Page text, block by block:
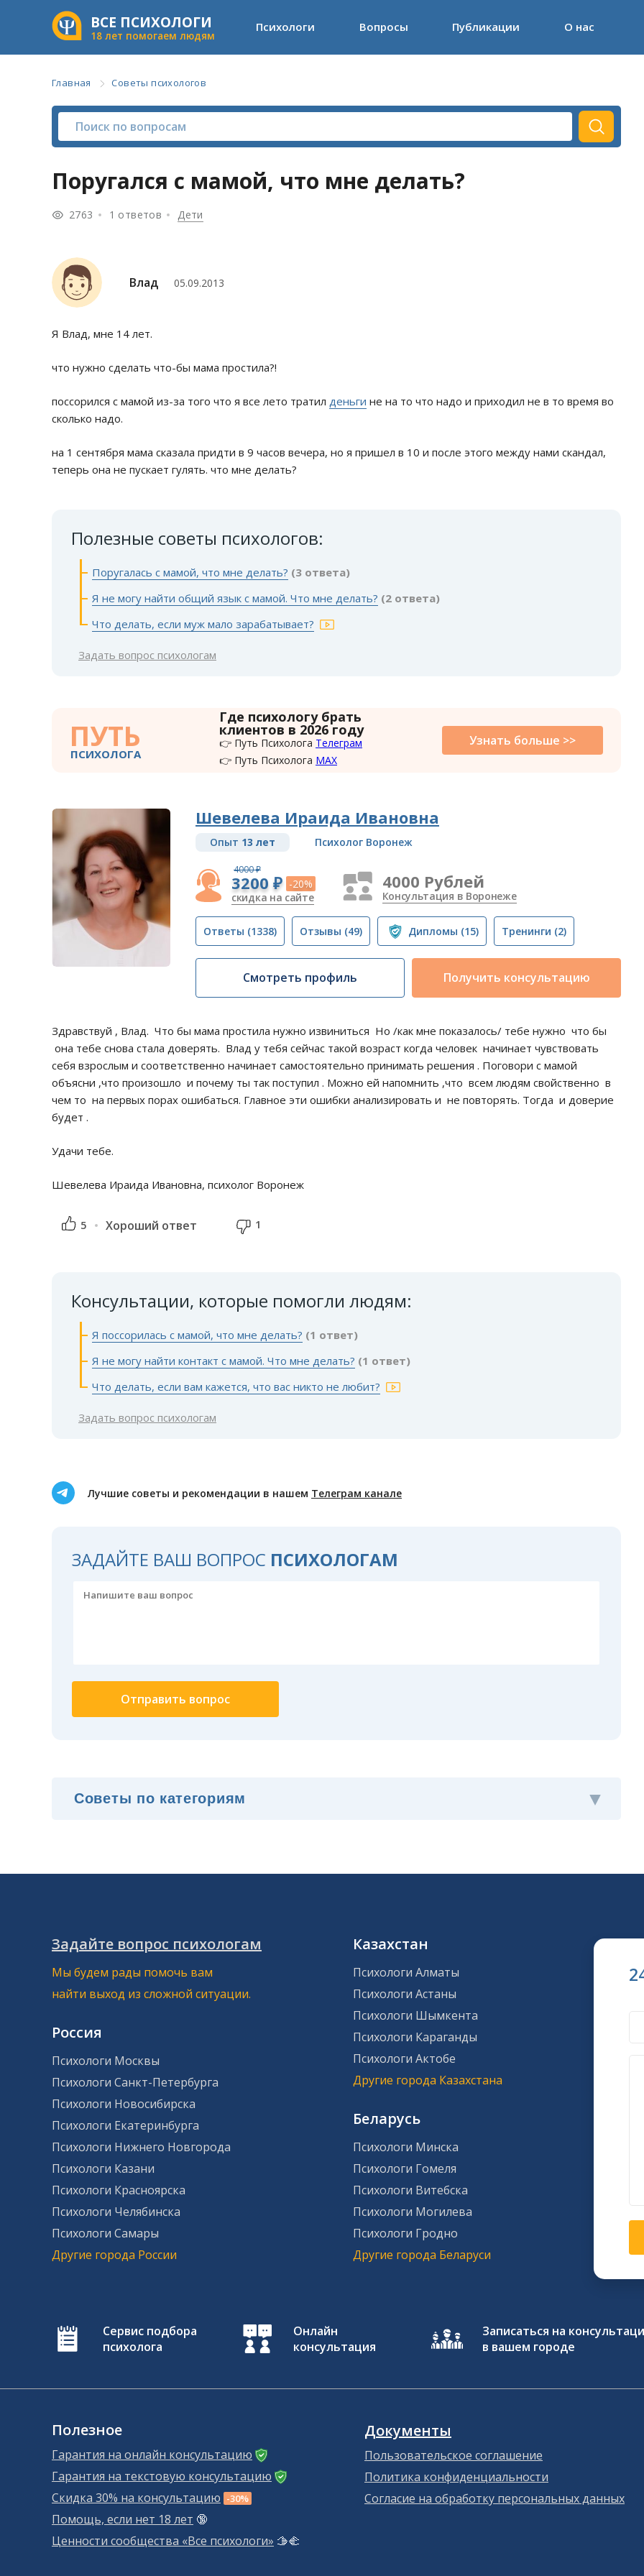
ВСЕ ПСИХОЛОГИ
18 лет помогаем людям
Психологи Вопросы Публикации О нас
Главная Советы психологов
Поругался с мамой, что мне делать?
2763 1 ответов Дети
Влад 05.09.2013
Я Влад, мне 14 лет.
что нужно сделать что-бы мама простила?!
поссорился с мамой из-за того что я все лето тратил деньги не на то что надо и приходил не в то время во
сколько надо.
на 1 сентября мама сказала придти в 9 часов вечера, но я пришел в 10 и после этого между нами скандал,
теперь она не пускает гулять. что мне делать?
Полезные советы психологов:
Поругалась с мамой, что мне делать? (3 ответа)
Я не могу найти общий язык с мамой. Что мне делать? (2 ответа)
Что делать, если муж мало зарабатывает?
Задать вопрос психологам
ПУТЬ
ПСИХОЛОГА
Где психологу брать
клиентов в 2026 году
👉 Путь Психолога Телеграм
👉 Путь Психолога MAX
Узнать больше >>
Шевелева Ираида Ивановна
Опыт 13 лет Психолог Воронеж
4000 ₽
3200 ₽ -20%
скидка на сайте
4000 Рублей
Консультация в Воронеже
Ответы (1338) Отзывы (49) Дипломы (15) Тренинги (2)
Смотреть профиль Получить консультацию
Здравствуй , Влад. Что бы мама простила нужно извиниться Но /как мне показалось/ тебе нужно что бы
она тебе снова стала доверять. Влад у тебя сейчас такой возраст когда человек начинает чувствовать
себя взрослым и соответственно начинает самостоятельно принимать решения . Поговори с мамой
объясни ,что произошло и почему ты так поступил . Можно ей напомнить ,что всем людям свойственно в
чем то на первых порах ошибаться. Главное эти ошибки анализировать и не повторять. Тогда и доверие
будет .
Удачи тебе.
Шевелева Ираида Ивановна, психолог Воронеж
5 Хороший ответ 1
Консультации, которые помогли людям:
Я поссорилась с мамой, что мне делать? (1 ответ)
Я не могу найти контакт с мамой. Что мне делать? (1 ответ)
Что делать, если вам кажется, что вас никто не любит?
Задать вопрос психологам
Лучшие советы и рекомендации в нашем Телеграм канале
ЗАДАЙТЕ ВАШ ВОПРОС ПСИХОЛОГАМ
Задайте вопрос психологам
Мы будем рады помочь вам
найти выход из сложной ситуации.
Россия
Психологи Москвы
Психологи Санкт-Петербурга
Психологи Новосибирска
Психологи Екатеринбурга
Психологи Нижнего Новгорода
Психологи Казани
Психологи Красноярска
Психологи Челябинска
Психологи Самары
Другие города России
Казахстан
Психологи Алматы
Психологи Астаны
Психологи Шымкента
Психологи Караганды
Психологи Актобе
Другие города Казахстана
Беларусь
Психологи Минска
Психологи Гомеля
Психологи Витебска
Психологи Могилева
Психологи Гродно
Другие города Беларуси
Сервис подбора
психолога
Онлайн
консультация
Записаться на
в вашем городе
Полезное
Гарантия на онлайн консультацию
Гарантия на текстовую консультацию
Скидка 30% на консультацию -30%
Помощь, если нет 18 лет 🔞
Ценности сообщества «Все психологи» 🫱‍🫲
Документы
Пользовательское соглашение
Политика конфиденциальности
Согласие на обработку персональных данных